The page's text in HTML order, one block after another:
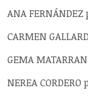
ANA
CARMEN
GEMA
NEREA